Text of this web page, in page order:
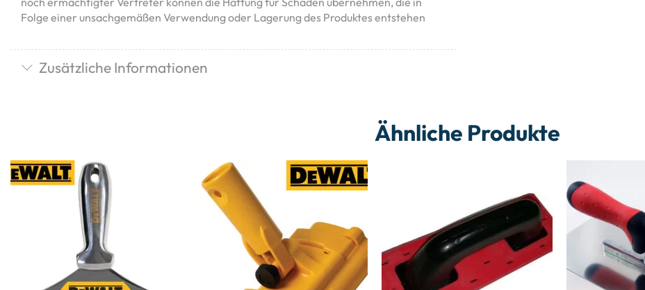
Folge einer unsachgemäßen Verwendung oder Lagerung des Produktes entstehen
Zusätzliche Informationen
Ähnliche Produkte